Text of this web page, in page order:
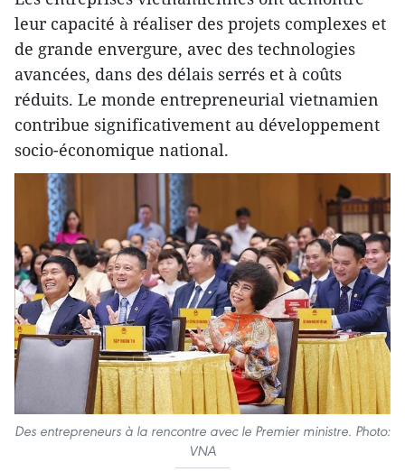
leur capacité à réaliser des projets complexes et
de grande envergure, avec des technologies
avancées, dans des délais serrés et à coûts
réduits. Le monde entrepreneurial vietnamien
contribue significativement au développement
socio-économique national.
Des entrepreneurs à la rencontre avec le Premier ministre. Photo:
VNA